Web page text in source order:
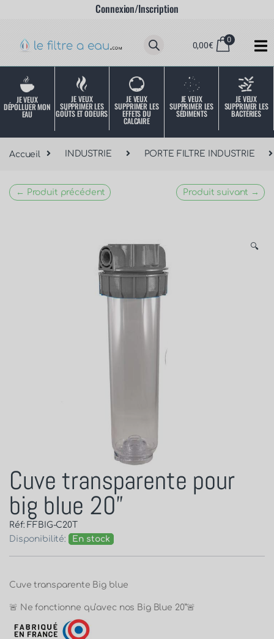
Connexion/Inscription
0,00€
0
JE VEUX
DÉPOLLUER MON
EAU
JE VEUX
SUPPRIMER LES
GOÛTS ET ODEURS
JE VEUX
SUPPRIMER LES
EFFETS DU
CALCAIRE
JE VEUX
SUPPRIMER LES
SÉDIMENTS
JE VEUX
SUPPRIMER LES
BACTÉRIES
Accueil INDUSTRIE PORTE FILTRE INDUSTRIE
← Produit précédent Produit suivant →
🔍
Cuve transparente pour
big blue 20”
Réf: FFBIG-C20T
Disponibilité:
En stock
Cuve transparente Big blue
🚨 Ne fonctionne qu’avec nos Big Blue 20”🚨